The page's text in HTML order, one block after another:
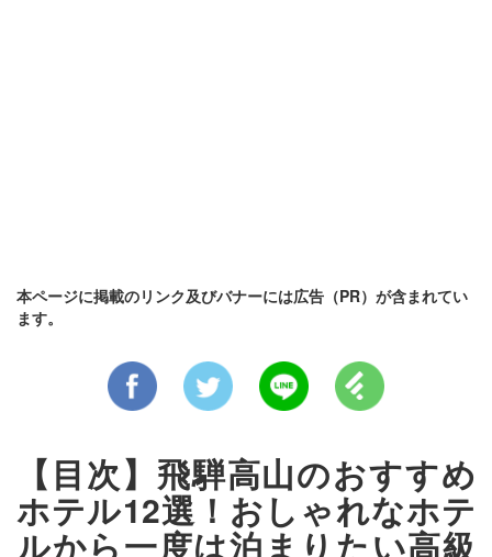
本ページに掲載のリンク及びバナーには広告（PR）が含まれてい
ます。
【目次】飛騨高山のおすすめ
ホテル12選！おしゃれなホテ
ルから一度は泊まりたい高級